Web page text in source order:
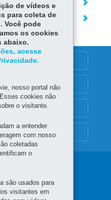
de vídeos e
para coleta de
Você pode
os cookies
abaixo.
acesse
nosso portal não
cookies não
o visitante.
a entender
com nosso
coletadas
o
são usados para
visitantes em